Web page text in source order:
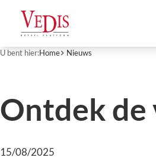
U bent hier:Home Nieuws
Ontdek de
15/08/2025